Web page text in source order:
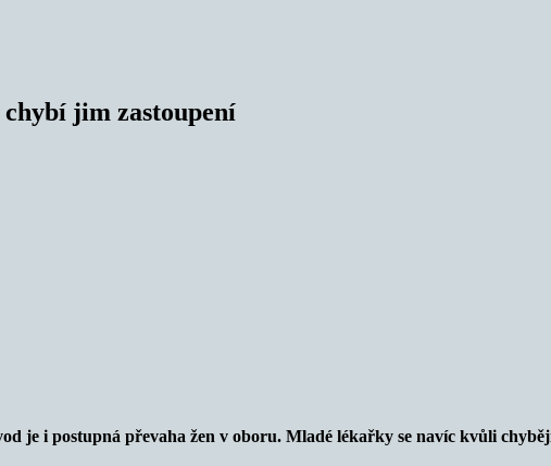
jim zastoupení
je i postupná převaha žen v oboru. Mladé lékařky se navíc kvůli